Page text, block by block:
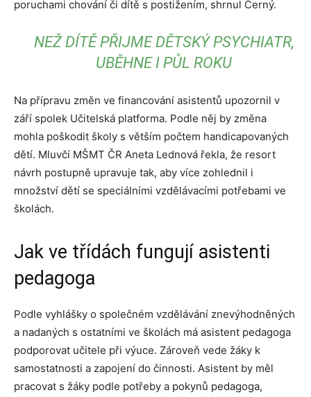
poruchami chování či dítě s postižením, shrnul Černý.
NEŽ DÍTĚ PŘIJME DĚTSKÝ PSYCHIATR,
UBĚHNE I PŮL ROKU
Na přípravu změn ve financování asistentů upozornil v
září spolek Učitelská platforma. Podle něj by změna
mohla poškodit školy s větším počtem handicapovaných
dětí. Mluvčí MŠMT ČR Aneta Lednová řekla, že resort
návrh postupně upravuje tak, aby více zohlednil i
množství dětí se speciálními vzdělávacími potřebami ve
školách.
Jak ve třídách fungují asistenti
pedagoga
Podle vyhlášky o společném vzdělávání znevýhodněných
a nadaných s ostatními ve školách má asistent pedagoga
podporovat učitele při výuce. Zároveň vede žáky k
samostatnosti a zapojení do činnosti. Asistent by měl
pracovat s žáky podle potřeby a pokynů pedagoga,